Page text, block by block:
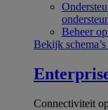
Beheer
Bekijk
Connectiviteit